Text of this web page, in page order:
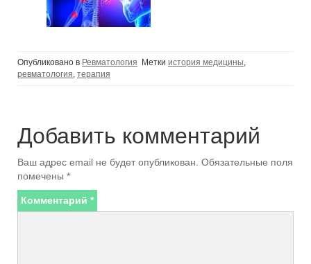
Опубликовано в Ревматология Метки история медицины
ревматология терапия
Добавить комментарий
Ваш адрес email не будет опубликован. Обязательные поля
помечены *
Комментарий *